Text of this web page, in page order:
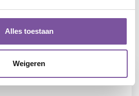
Alles toestaan
Weigeren
LINKEDINWHATSAPP